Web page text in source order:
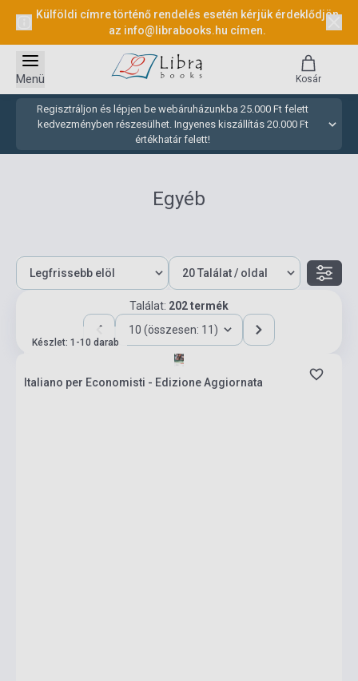
Külföldi címre történő rendelés esetén kérjük érdeklődjön
az info@librabooks.hu címen.
Regisztráljon és lépjen be webáruházunkba 25.000 Ft felett
kedvezményben részesülhet. Ingyenes kiszállítás 20.000 Ft
értékhatár felett!
Menü Kosár
Egyéb
Találat: 202 termék
10 (összesen: 11)
Készlet: 1-10 darab
Italiano per Economisti - Edizione Aggiornata